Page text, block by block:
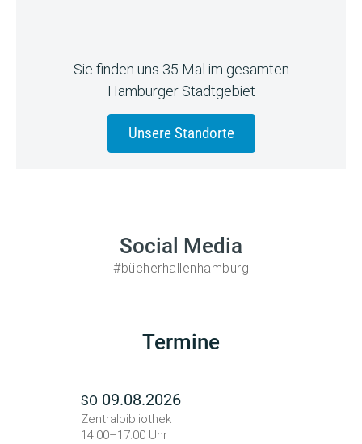
Sie finden uns 35 Mal im gesamten
Hamburger Stadtgebiet
Unsere Standorte
Social Media
#bücherhallenhamburg
Termine
SO 09.08.2026
Zentralbibliothek
14:00–17:00 Uhr